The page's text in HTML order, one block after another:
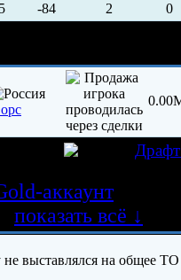
-84 2 0
показать всё ↓
не выставлялся на общее ТО